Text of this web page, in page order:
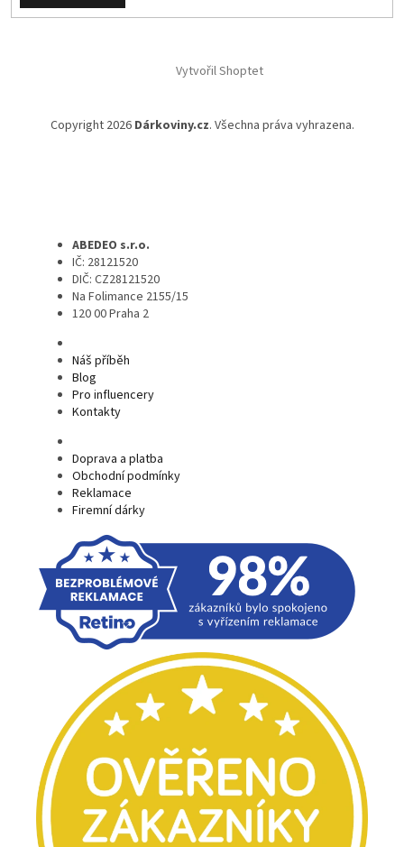
Vytvořil Shoptet
Copyright 2026 Dárkoviny.cz. Všechna práva vyhrazena.
ABEDEO s.r.o.
IČ: 28121520
DIČ: CZ28121520
Na Folimance 2155/15
120 00 Praha 2
Náš příběh
Blog
Pro influencery
Kontakty
Doprava a platba
Obchodní podmínky
Reklamace
Firemní dárky